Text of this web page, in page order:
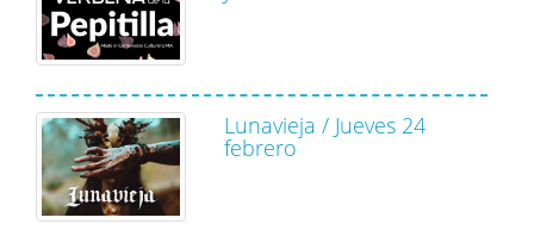
Lunavieja / Jueves 24
febrero